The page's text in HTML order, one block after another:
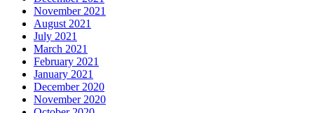
November 2021
August 2021
July 2021
March 2021
February 2021
January 2021
December 2020
November 2020